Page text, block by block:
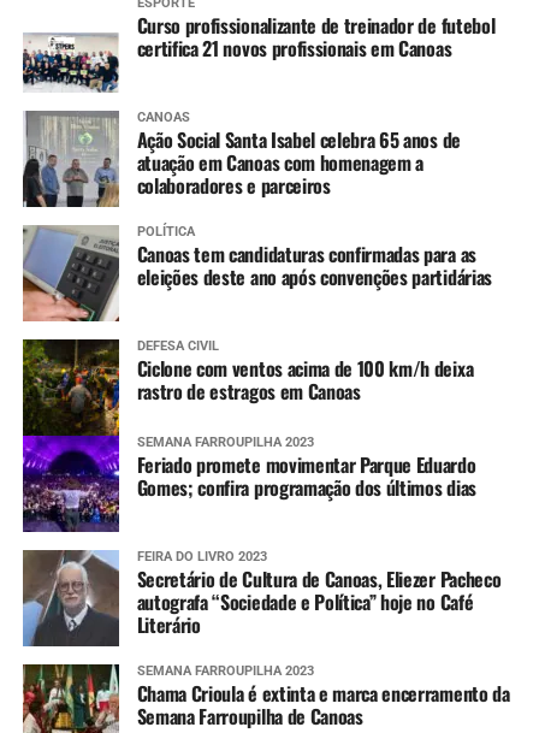
Curso profissionalizante de treinador de futebol
certifica 21 novos profissionais em Canoas
CANOAS
Ação Social Santa Isabel celebra 65 anos de
atuação em Canoas com homenagem a
colaboradores e parceiros
POLÍTICA
Canoas tem candidaturas confirmadas para as
eleições deste ano após convenções partidárias
DEFESA CIVIL
Ciclone com ventos acima de 100 km/h deixa
rastro de estragos em Canoas
SEMANA FARROUPILHA 2023
Feriado promete movimentar Parque Eduardo
Gomes; confira programação dos últimos dias
FEIRA DO LIVRO 2023
Secretário de Cultura de Canoas, Eliezer Pacheco
autografa “Sociedade e Política” hoje no Café
Literário
SEMANA FARROUPILHA 2023
Chama Crioula é extinta e marca encerramento da
Semana Farroupilha de Canoas